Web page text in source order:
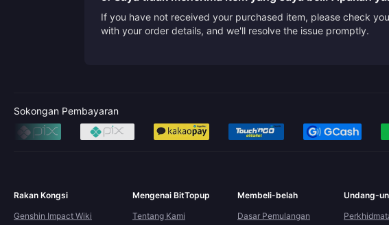
If you have not received your purchased item, please check
with your order details, and we'll resolve the issue promptly.
Sokongan Pembayaran
Rakan Kongsi
Genshin Impact Wiki
Mengenai BitTopup
Tentang Kami
Membeli-belah
Dasar Pemulangan
Undang-